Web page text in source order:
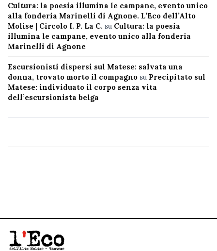
Cultura: la poesia illumina le campane, evento unico
alla fonderia Marinelli di Agnone. L’Eco dell’Alto
Molise | Circolo I. P. La C. su Cultura: la poesia
illumina le campane, evento unico alla fonderia
Marinelli di Agnone
Escursionisti dispersi sul Matese: salvata una
donna, trovato morto il compagno su Precipitato sul
Matese: individuato il corpo senza vita
dell’escursionista belga